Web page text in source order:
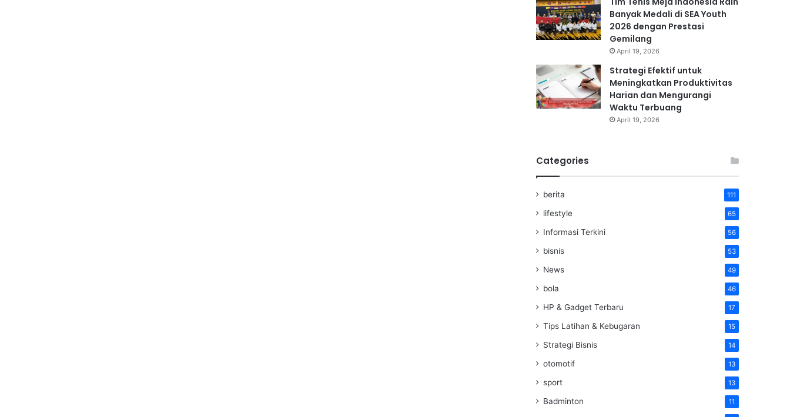
Banyak Medali di SEA Youth
2026 dengan Prestasi
Gemilang
April 19, 2026
Strategi Efektif untuk
Meningkatkan Produktivitas
Harian dan Mengurangi
Waktu Terbuang
April 19, 2026
Categories
berita 111
lifestyle 65
Informasi Terkini 56
bisnis 53
News 49
bola 46
HP & Gadget Terbaru 17
Tips Latihan & Kebugaran 15
Strategi Bisnis 14
otomotif 13
sport 13
Badminton 11